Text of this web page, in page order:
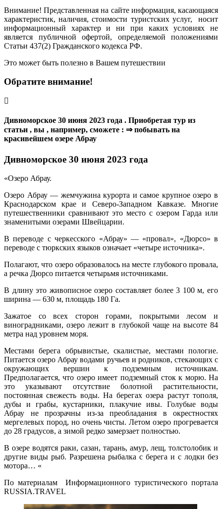
Внимание! Представленная на сайте информация, касающаяся
характеристик, наличия, стоимости туристских услуг, носит
информационный характер и ни при каких условиях не
является публичной офертой, определяемой положениями
Статьи 437(2) Гражданского кодекса РФ.
Это может быть полезно в Вашем путешествии
Обратите внимание!
Дивноморское 30 июня 2023 года . Приобретая тур из
статьи , вы , например, сможете : ⇒ побывать на
красивейшем озере Абрау
Дивноморское 30 июня 2023 года
«Озеро Абрау.
Озеро Абрау — жемчужина курорта и самое крупное озеро в
Краснодарском крае и Северо-Западном Кавказе. Многие
путешественники сравнивают это место с озером Гарда или
знаменитыми озерами Швейцарии.
В переводе с черкесского «Абрау» — «провал», «Дюрсо» в
переводе с тюркских языков означает «четыре источника».
Полагают, что озеро образовалось на месте глубокого провала,
а речка Дюрсо питается четырьмя источниками.
В длину это живописное озеро составляет более 3 100 м, его
ширина — 630 м, площадь 180 Га.
Зажатое со всех сторон горами, покрытыми лесом и
виноградниками, озеро лежит в глубокой чаще на высоте 84
метра над уровнем моря.
Местами берега обрывистые, скалистые, местами пологие.
Питается озеро Абрау водами ручьев и родников, стекающих с
окружающих вершин к подземным источникам.
Предполагается, что озеро имеет подземный сток к морю. На
это указывают отсутствие болотной растительности,
постоянная свежесть воды. На берегах озера растут тополя,
дубы и грабы, кустарники, плакучие ивы. Голубые воды
Абрау не прозрачны из-за преобладания в окрестностях
мергелевых пород, но очень чисты. Летом озеро прогревается
до 28 градусов, а зимой редко замерзает полностью.
В озере водятся раки, сазан, тарань, амур, лещ, толстолобик и
другие виды рыб. Разрешена рыбалка с берега и с лодки без
мотора… «
По материалам Информационного туристического портала
RUSSIA.TRAVEL